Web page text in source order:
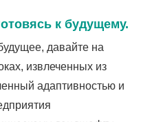
к будущему.
давайте на
извлеченных из
адаптивностью и